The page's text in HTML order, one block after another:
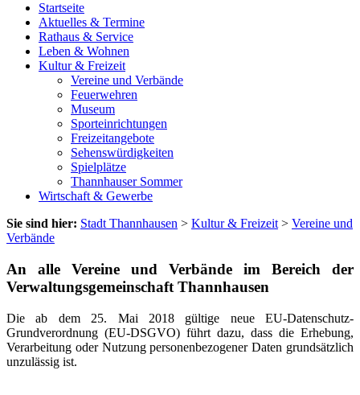
Startseite
Aktuelles & Termine
Rathaus & Service
Leben & Wohnen
Kultur & Freizeit
Vereine und Verbände
Feuerwehren
Museum
Sporteinrichtungen
Freizeitangebote
Sehenswürdigkeiten
Spielplätze
Thannhauser Sommer
Wirtschaft & Gewerbe
Sie sind hier: Stadt Thannhausen > Kultur & Freizeit > Vereine und
Verbände
An alle Vereine und Verbände im Bereich der
Verwaltungsgemeinschaft Thannhausen
Die ab dem 25. Mai 2018 gültige neue EU-Datenschutz-
Grundverordnung (EU-DSGVO) führt dazu, dass die Erhebung,
Verarbeitung oder Nutzung personenbezogener Daten grundsätzlich
unzulässig ist.